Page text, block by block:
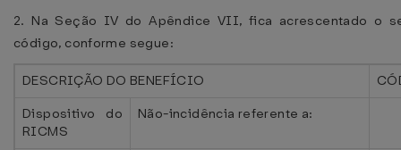
2. Na Seção IV do Apêndice VII, fica acrescentado o
código, conforme segue:
DESCRIÇÃO DO BENEFÍCIO
Dispositivo do
RICMS
Não-incidência referente a: